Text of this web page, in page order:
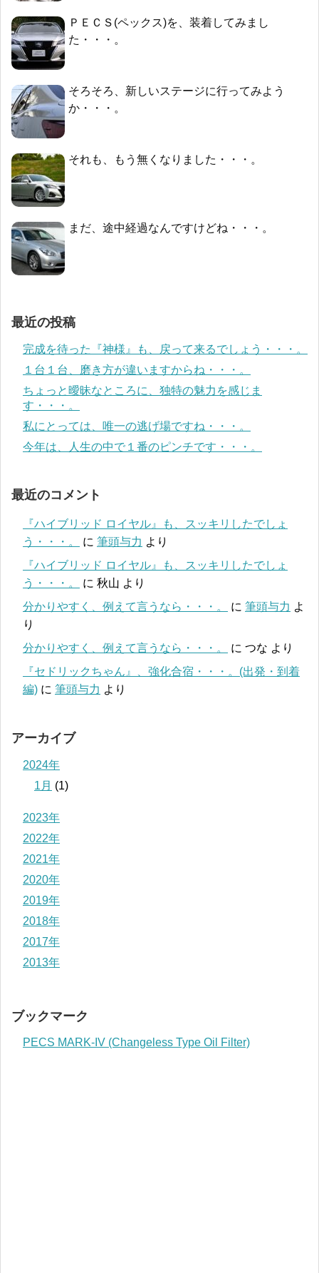
ＰＥＣＳ(ペックス)を、装着してみまし
た・・・。
そろそろ、新しいステージに行ってみよう
か・・・。
それも、もう無くなりました・・・。
まだ、途中経過なんですけどね・・・。
最近の投稿
完成を待った『神様』も、戻って来るでしょう・・・。
１台１台、磨き方が違いますからね・・・。
ちょっと曖昧なところに、独特の魅力を感じま
す・・・。
私にとっては、唯一の逃げ場ですね・・・。
今年は、人生の中で１番のピンチです・・・。
最近のコメント
『ハイブリッド ロイヤル』も、スッキリしたでしょ
う・・・。
に 筆頭与力 より
『ハイブリッド ロイヤル』も、スッキリしたでしょ
う・・・。
に 秋山 より
分かりやすく、例えて言うなら・・・。
に 筆頭与力 よ
り
分かりやすく、例えて言うなら・・・。
に つな より
『セドリックちゃん』、強化合宿・・・。(出発・到着
編) に 筆頭与力 より
アーカイブ
2024年
1月 (1)
2023年
2022年
2021年
2020年
2019年
2018年
2017年
2013年
ブックマーク
PECS MARK-IV (Changeless Type Oil Filter)